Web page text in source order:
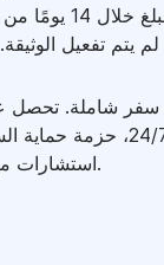
شاملة. تحصل
على مدار الساعة 24/7،
استشارات من خبراء، وأدلة سفر.